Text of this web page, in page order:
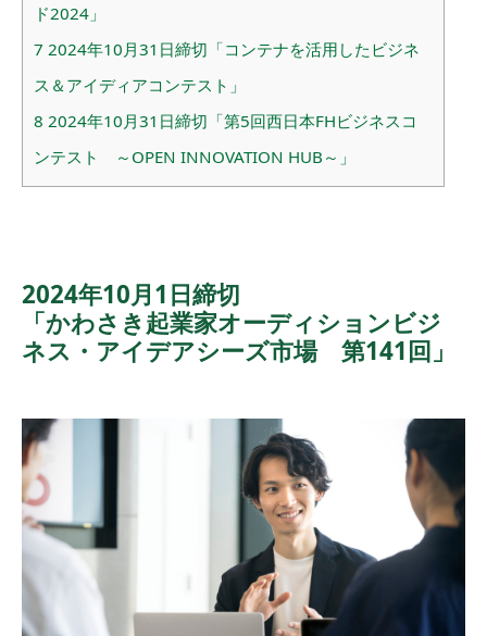
ド2024」
7 2024年10月31日締切「コンテナを活用したビジネ
ス＆アイディアコンテスト」
8 2024年10月31日締切「第5回西日本FHビジネスコ
ンテスト ～OPEN INNOVATION HUB～」
2024年10月1日締切
「かわさき起業家オーディションビジ
ネス・アイデアシーズ市場 第141回」